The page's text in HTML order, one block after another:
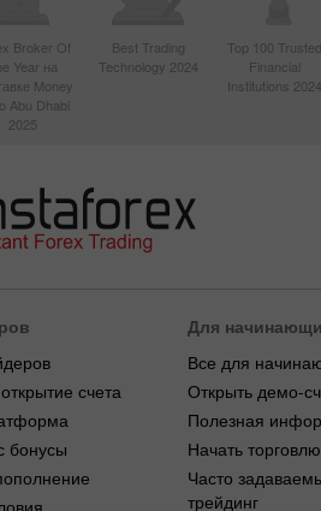
Broker Of
Year на
Money
Abu Dhabi
2025
Best Trading
Technology 2024
Top 100 Trusted
Financial
Institutions 2024
счета
бонусы
Для
Все для
Открыть демо-
Полезная
Начать торговлю
Часто
трейдинг